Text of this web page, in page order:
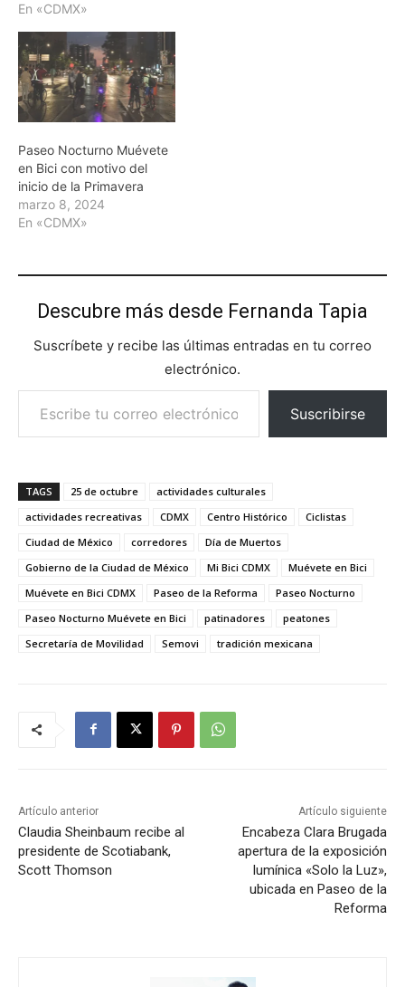
En «CDMX»
Paseo Nocturno Muévete
en Bici con motivo del
inicio de la Primavera
marzo 8, 2024
En «CDMX»
Descubre más desde Fernanda Tapia
Suscríbete y recibe las últimas entradas en tu correo
electrónico.
Escribe tu correo electrónico…
Suscribirse
TAGS 25 de octubre
actividades culturales
actividades recreativas
CDMX Centro Histórico
Ciclistas
Ciudad de México
corredores
Día de Muertos
Gobierno de la Ciudad de México
Mi Bici CDMX
Muévete en Bici
Muévete en Bici CDMX
Paseo de la Reforma
Paseo Nocturno
Paseo Nocturno Muévete en Bici
patinadores
peatones
Secretaría de Movilidad
Semovi tradición mexicana
Artículo anterior
Claudia Sheinbaum recibe al
presidente de Scotiabank,
Scott Thomson
Artículo siguiente
Encabeza Clara Brugada
apertura de la exposición
lumínica «Solo la Luz»,
ubicada en Paseo de la
Reforma